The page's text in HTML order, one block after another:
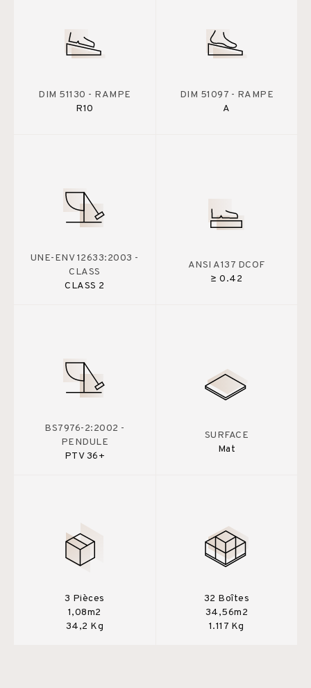
DIM 51130 - RAMPE
R10
DIM 51097 - RAMPE
A
UNE-ENV 12633:2003 -
CLASS
CLASS 2
ANSI A137 DCOF
≥ 0.42
BS7976-2:2002 -
PENDULE
PTV 36+
SURFACE
Mat
3 Pièces
1,08m2
34,2 Kg
32 Boîtes
34,56m2
1.117 Kg